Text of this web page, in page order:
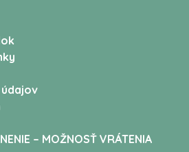
– MOŽNOSŤ VRÁTENIA